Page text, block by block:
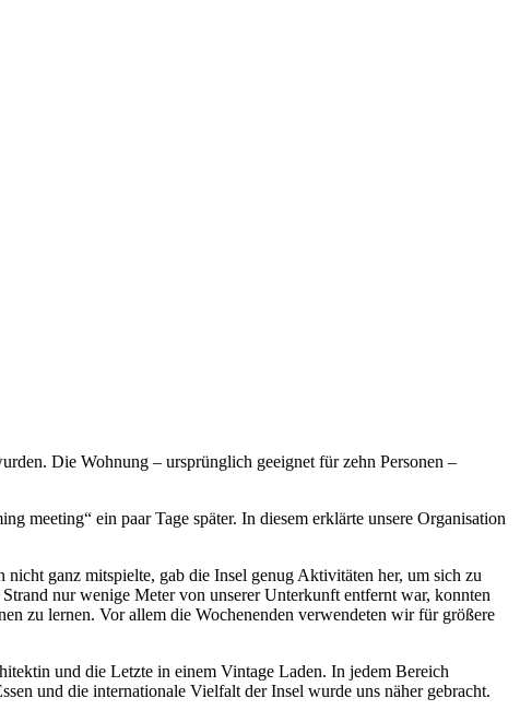
Die Wohnung – ursprünglich geeignet für zehn Personen –
meeting“ ein paar Tage später. In diesem erklärte unsere Organisation
ganz mitspielte, gab die Insel genug Aktivitäten her, um sich zu
nur wenige Meter von unserer Unterkunft entfernt war, konnten
zu lernen. Vor allem die Wochenenden verwendeten wir für größere
und die Letzte in einem Vintage Laden. In jedem Bereich
und die internationale Vielfalt der Insel wurde uns näher gebracht.